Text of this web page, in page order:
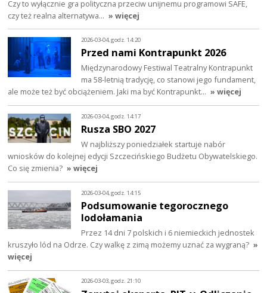
Czy to wyłącznie gra polityczna przeciw unijnemu programowi SAFE,
czy też realna alternatywa… » więcej
2026-03-04, godz. 14:20
Przed nami Kontrapunkt 2026
Międzynarodowy Festiwal Teatralny Kontrapunkt
ma 58-letnią tradycję, co stanowi jego fundament,
ale może też być obciążeniem. Jaki ma być Kontrapunkt… » więcej
2026-03-04, godz. 14:17
Rusza SBO 2027
W najbliższy poniedziałek startuje nabór
wniosków do kolejnej edycji Szczecińskiego Budżetu Obywatelskiego.
Co się zmienia? » więcej
2026-03-04, godz. 14:15
Podsumowanie tegorocznego
lodołamania
Przez 14 dni 7 polskich i 6 niemieckich jednostek
kruszyło lód na Odrze. Czy walkę z zimą możemy uznać za wygraną? »
więcej
2026-03-03, godz. 21:10